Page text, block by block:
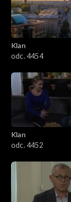
Klan
odc. 4454
Klan
odc. 4452